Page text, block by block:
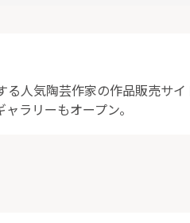
人気陶芸作家の作品販売サイ
ラリーもオープン。